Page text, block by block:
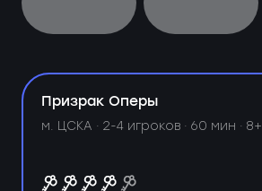
Призрак Оперы
м. ЦСКА ·2-4 игроков · 60 мин · 8+